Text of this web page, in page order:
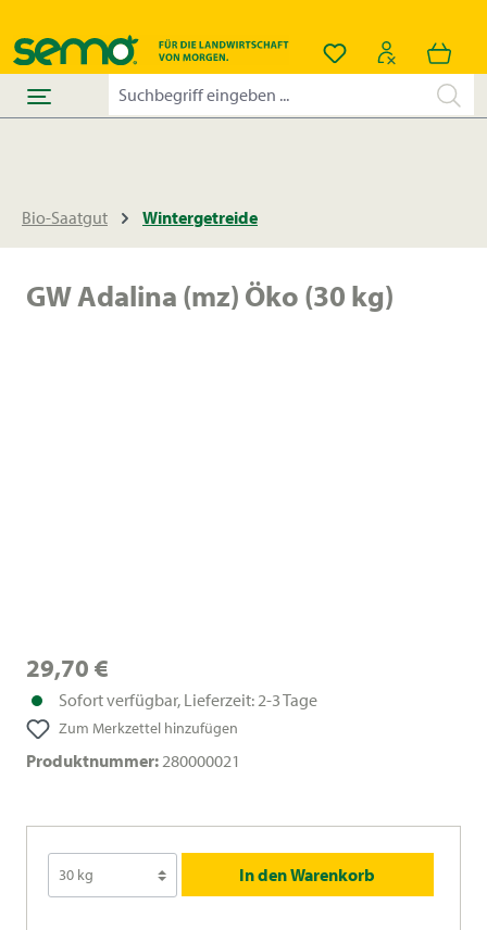
Du hast 0
Bio-Saatgut Wintergetreide
GW Adalina (mz) Öko (30 kg)
29,70 €
Sofort verfügbar, Lieferzeit: 2-3 Tage
Zum Merkzettel hinzufügen
Produktnummer:280000021
In den Warenkorb